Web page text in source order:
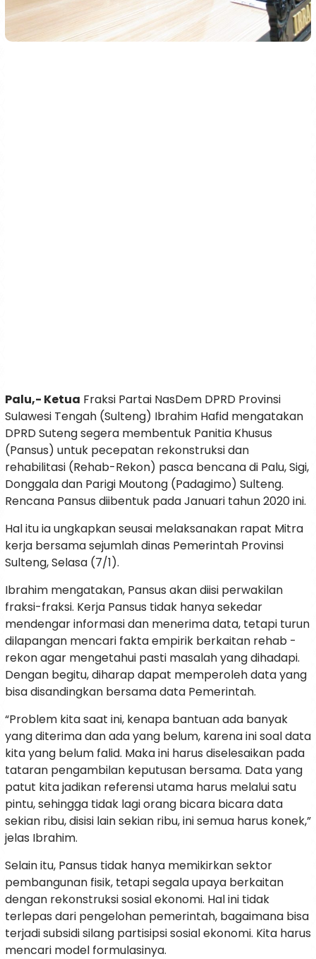
Palu,- Ketua Fraksi Partai NasDem DPRD Provinsi
Sulawesi Tengah (Sulteng) Ibrahim Hafid mengatakan
DPRD Suteng segera membentuk Panitia Khusus
(Pansus) untuk pecepatan rekonstruksi dan
rehabilitasi (Rehab-Rekon) pasca bencana di Palu, Sigi,
Donggala dan Parigi Moutong (Padagimo) Sulteng.
Rencana Pansus diibentuk pada Januari tahun 2020 ini.
Hal itu ia ungkapkan seusai melaksanakan rapat Mitra
kerja bersama sejumlah dinas Pemerintah Provinsi
Sulteng, Selasa (7/1).
Ibrahim mengatakan, Pansus akan diisi perwakilan
fraksi-fraksi. Kerja Pansus tidak hanya sekedar
mendengar informasi dan menerima data, tetapi turun
dilapangan mencari fakta empirik berkaitan rehab -
rekon agar mengetahui pasti masalah yang dihadapi.
Dengan begitu, diharap dapat memperoleh data yang
bisa disandingkan bersama data Pemerintah.
“Problem kita saat ini, kenapa bantuan ada banyak
yang diterima dan ada yang belum, karena ini soal data
kita yang belum falid. Maka ini harus diselesaikan pada
tataran pengambilan keputusan bersama. Data yang
patut kita jadikan referensi utama harus melalui satu
pintu, sehingga tidak lagi orang bicara bicara data
sekian ribu, disisi lain sekian ribu, ini semua harus konek,”
jelas Ibrahim.
Selain itu, Pansus tidak hanya memikirkan sektor
pembangunan fisik, tetapi segala upaya berkaitan
dengan rekonstruksi sosial ekonomi. Hal ini tidak
terlepas dari pengelohan pemerintah, bagaimana bisa
terjadi subsidi silang partisipsi sosial ekonomi. Kita harus
mencari model formulasinya.